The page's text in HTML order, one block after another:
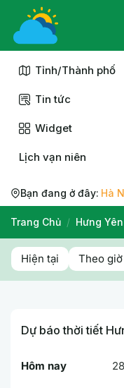
Chuyển
nội
Tỉnh/Thành phố
Tin tức
Widget
Lịch vạn niên
Bạn đang ở đây: Hà
Trang Chủ / Hưng Yên
Hiện tại Theo giờ
Dự báo thời tiết
Hôm nay